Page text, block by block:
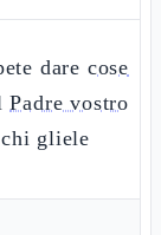
dare cose
Padre vostro
chi gliele